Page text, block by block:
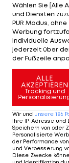
die Wiener
Ingolstadt.
Jahre danach
HIGHLIGHTS:
Fußball -
Wählen Sie [Alle
und Diensten
PUR Modus,
Werbung
individuelle
jederzeit über
der Fußzeile
ALLE
AKZEPTIEREN
Tracking und
Wir und unsere 186
Ihre IP-Adresse
Speichern von oder
Personalisierte
der Performance
und Verbesserung
Diese Zwecke